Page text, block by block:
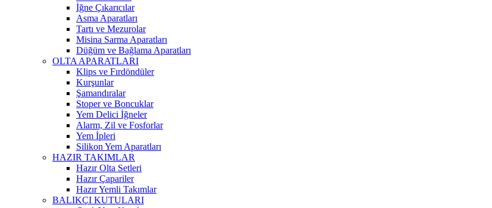
İğne Çıkarıcılar
Asma Aparatları
Tartı ve Mezurolar
Misina Sarma Aparatları
Düğüm ve Bağlama Aparatları
OLTA APARATLARI
Klips ve Fırdöndüler
Kurşunlar
Şamandıralar
Stoper ve Boncuklar
Yem Delici İğneler
Alarm, Zil ve Fosforlar
Yem İpleri
Silikon Yem Aparatları
HAZIR TAKIMLAR
Hazır Olta Setleri
Hazır Çapariler
Hazır Yemli Takımlar
BALIKÇI KUTULARI